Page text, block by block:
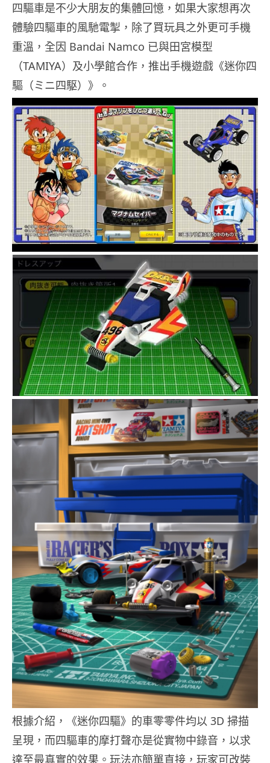
四驅車是不少大朋友的集體回憶，如果大家想再次
體驗四驅車的風馳電掣，除了買玩具之外更可手機
重溫，全因 Bandai Namco 已與田宮模型
（TAMIYA）及小學館合作，推出手機遊戲《迷你四
驅（ミニ四駆）》。
根據介紹，《迷你四驅》的車零零件均以 3D 掃描
呈現，而四驅車的摩打聲亦是從實物中錄音，以求
達至最真實的效果。玩法亦簡單直接，玩家可改裝